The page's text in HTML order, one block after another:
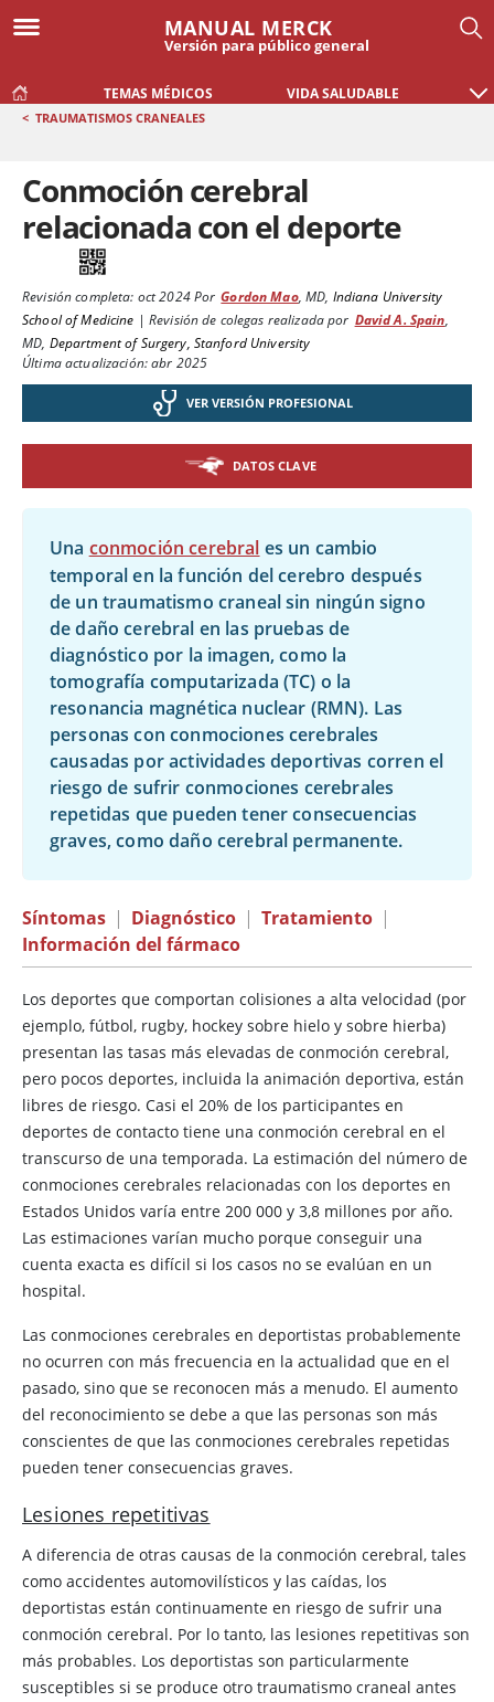
MANUAL MERCK
Versión para público general
TEMAS MÉDICOS VIDA SALUDABLE
< TRAUMATISMOS CRANEALES
Conmoción cerebral
relacionada con el deporte
Revisión completa: oct 2024Por Gordon Mao,MD, Indiana University
School of Medicine | Revisión de colegas realizada por David A. Spain,
MD, Department of Surgery, Stanford University
Última actualización: abr 2025
VER VERSIÓN PROFESIONAL
DATOS CLAVE
Una conmoción cerebral es un cambio
temporal en la función del cerebro después
de un traumatismo craneal sin ningún signo
de daño cerebral en las pruebas de
diagnóstico por la imagen, como la
tomografía computarizada (TC) o la
resonancia magnética nuclear (RMN). Las
personas con conmociones cerebrales
causadas por actividades deportivas corren el
riesgo de sufrir conmociones cerebrales
repetidas que pueden tener consecuencias
graves, como daño cerebral permanente.
Síntomas | Diagnóstico | Tratamiento |
Información del fármaco
Los deportes que comportan colisiones a alta velocidad (por
ejemplo, fútbol, rugby, hockey sobre hielo y sobre hierba)
presentan las tasas más elevadas de conmoción cerebral,
pero pocos deportes, incluida la animación deportiva, están
libres de riesgo. Casi el 20% de los participantes en
deportes de contacto tiene una conmoción cerebral en el
transcurso de una temporada. La estimación del número de
conmociones cerebrales relacionadas con los deportes en
Estados Unidos varía entre 200 000 y 3,8 millones por año.
Las estimaciones varían mucho porque conseguir una
cuenta exacta es difícil si los casos no se evalúan en un
hospital.
Las conmociones cerebrales en deportistas probablemente
no ocurren con más frecuencia en la actualidad que en el
pasado, sino que se reconocen más a menudo. El aumento
del reconocimiento se debe a que las personas son más
conscientes de que las conmociones cerebrales repetidas
pueden tener consecuencias graves.
Lesiones repetitivas
A diferencia de otras causas de la conmoción cerebral, tales
como accidentes automovilísticos y las caídas, los
deportistas están continuamente en riesgo de sufrir una
conmoción cerebral. Por lo tanto, las lesiones repetitivas son
más probables. Los deportistas son particularmente
susceptibles si se produce otro traumatismo craneal antes